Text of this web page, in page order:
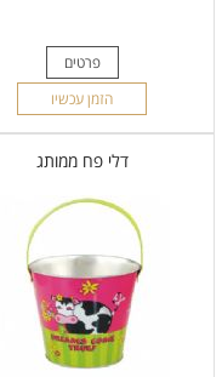
פרטים
הזמן עכשיו
דלי פח ממותג